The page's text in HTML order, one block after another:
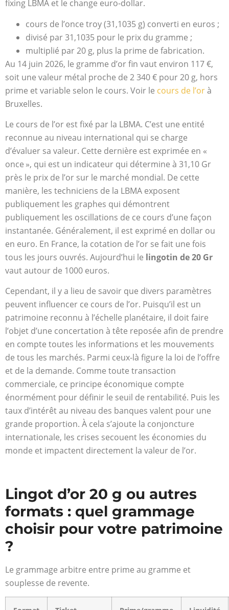
fixing LBMA et le change euro-dollar.
cours de l’once troy (31,1035 g) converti en euros ;
divisé par 31,1035 pour le prix du gramme ;
multiplié par 20 g, plus la prime de fabrication.
Au 14 juin 2026, le gramme d’or fin vaut environ 117 €,
soit une valeur métal proche de 2 340 € pour 20 g, hors
prime et variable selon le cours. Voir le cours de l’orà
Bruxelles.
Le cours de l’or est fixé par la LBMA. C’est une entité
reconnue au niveau international qui se charge
d’évaluer sa valeur. Cette dernière est exprimée en «
once », qui est un indicateur qui détermine à 31,10 Gr
près le prix de l’or sur le marché mondial. De cette
manière, les techniciens de la LBMA exposent
publiquement les graphes qui démontrent
publiquement les oscillations de ce cours d’une façon
instantanée. Généralement, il est exprimé en dollar ou
en euro. En France, la cotation de l’or se fait une fois
tous les jours ouvrés. Aujourd’hui le lingotin de 20 Gr
vaut autour de 1000 euros.
Cependant, il y a lieu de savoir que divers paramètres
peuvent influencer ce cours de l’or. Puisqu’il est un
patrimoine reconnu à l’échelle planétaire, il doit faire
l’objet d’une concertation à tête reposée afin de prendre
en compte toutes les informations et les mouvements
de tous les marchés. Parmi ceux-là figure la loi de l’offre
et de la demande. Comme toute transaction
commerciale, ce principe économique compte
énormément pour définir le seuil de rentabilité. Puis les
taux d’intérêt au niveau des banques valent pour une
grande proportion. À cela s’ajoute la conjoncture
internationale, les crises secouent les économies du
monde et impactent directement la valeur de l’or.
Lingot d’or 20 g ou autres
formats : quel grammage
choisir pour votre patrimoine
?
Le grammage arbitre entre prime au gramme et
souplesse de revente.